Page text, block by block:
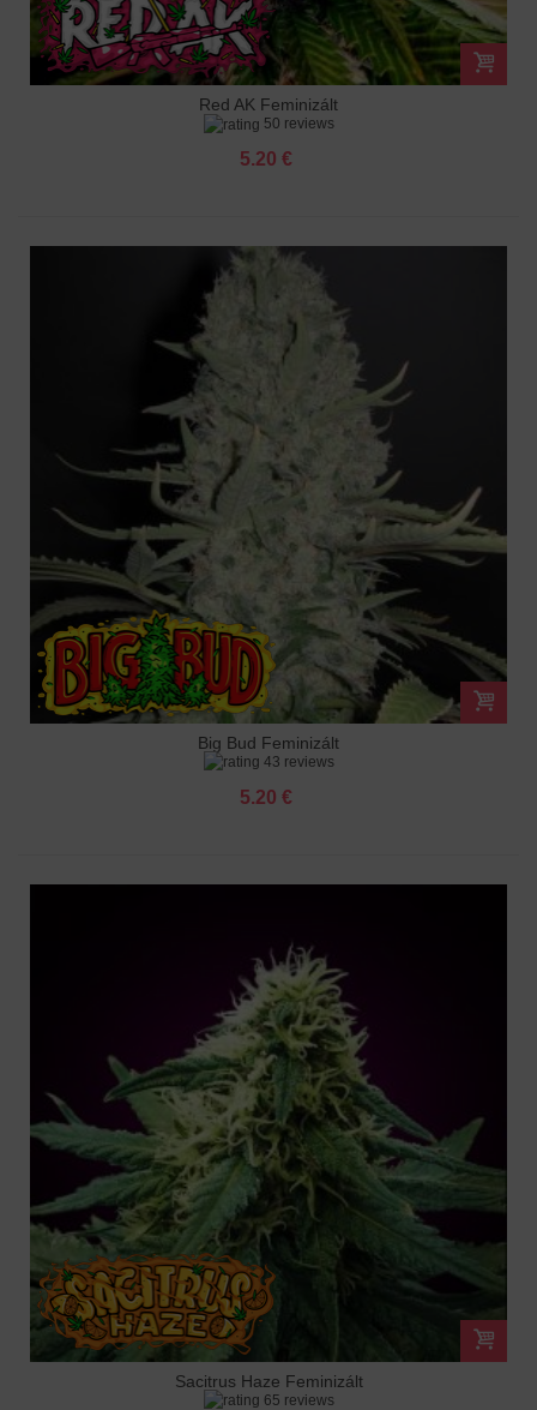
Red AK Feminizált
50 reviews
5.20 €
Big Bud Feminizált
43 reviews
5.20 €
Sacitrus Haze Feminizált
65 reviews